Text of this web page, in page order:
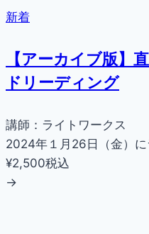
新着
【アーカイブ版】
ドリーディング
講師：ライトワークス
2024年１月26日（金）
¥2,500税込
→